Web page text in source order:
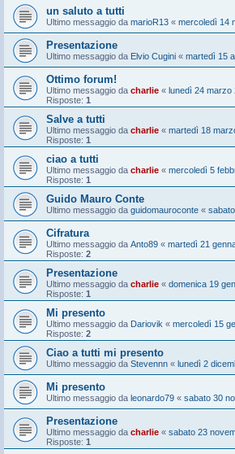
un saluto a tutti
Ultimo messaggio da marioR13 « mercoledì 14
Presentazione
Ultimo messaggio da Elvio Cugini « martedì 15
Ottimo forum!
Ultimo messaggio da charlie « lunedì 24 marzo
Risposte: 1
Salve a tutti
Ultimo messaggio da charlie « martedì 18
Risposte: 1
ciao a tutti
Ultimo messaggio da charlie « mercoledì 5
Risposte: 1
Guido Mauro Conte
Ultimo messaggio da guidomauroconte «
Cifratura
Ultimo messaggio da Anto89 « martedì 21
Risposte: 2
Presentazione
Ultimo messaggio da charlie « domenica 19
Risposte: 1
Mi presento
Ultimo messaggio da Dariovik « mercoledì 15
Risposte: 2
Ciao a tutti mi presento
Ultimo messaggio da Stevennn « lunedì 2
Mi presento
Ultimo messaggio da leonardo79 « sabato 30
Presentazione
Ultimo messaggio da charlie « sabato 23
Risposte: 1